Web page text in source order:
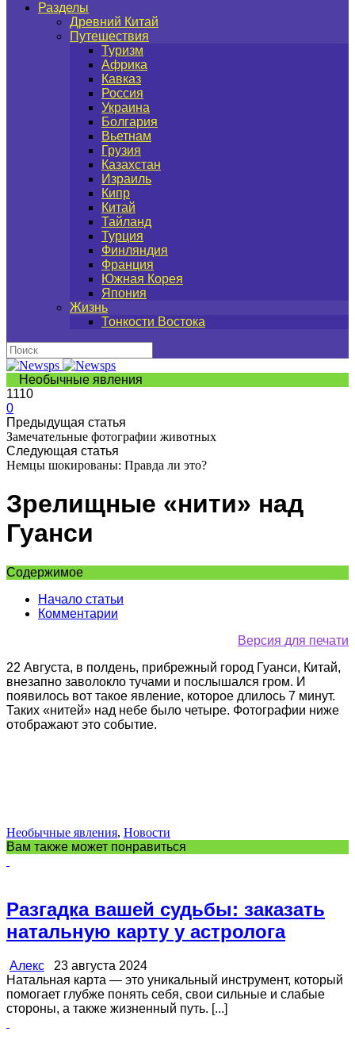
Разделы
Древний Китай
Путешествия
Туризм
Африка
Кавказ
Россия
Украина
Болгария
Вьетнам
Грузия
Казахстан
Израиль
Кипр
Китай
Тайланд
Турция
Финляндия
Франция
Южная Корея
Япония
Жизнь
Тонкости Востока
Необычные явления
1110
0
Предыдущая статья
Замечательные фотографии животных
Следующая статья
Немцы шокированы: Правда ли это?
Зрелищные «нити» над
Гуанси
Содержимое
Начало статьи
Комментарии
Версия для печати
22 Августа, в полдень, прибрежный город Гуанси, Китай,
внезапно заволокло тучами и послышался гром. И
появилось вот такое явление, которое длилось 7 минут.
Таких «нитей» над небе было четыре. Фотографии ниже
отображают это событие.
Необычные явления, Новости
Вам также может понравиться
Разгадка вашей судьбы: заказать
натальную карту у астролога
Алекс 23 августа 2024
Натальная карта — это уникальный инструмент, который
помогает глубже понять себя, свои сильные и слабые
стороны, а также жизненный путь. [...]